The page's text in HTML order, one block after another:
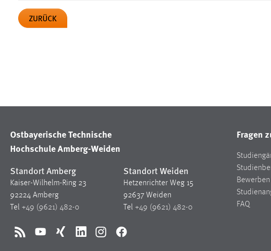
ZURÜCK
Ostbayerische Technische
Hochschule Amberg-Weiden
Standort Amberg
Kaiser-Wilhelm-Ring 23
92224 Amberg
Tel +49 (9621) 482-0
Standort Weiden
Hetzenrichter Weg 15
92637 Weiden
Tel +49 (9621) 482-0
RSS YouTubeXing LinkedInInstagramFacebook
Fragen
Bewerben
FAQ
Zweck:
Chat
Name:
MibewSessionID, MIBEW_UserID,
mibew_locale, mibew-chat-frame-style-
Zweck:
Wird benötigt um die Chatfunktion